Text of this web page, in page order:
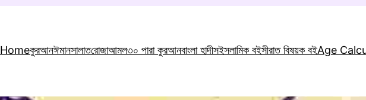
Homeকুরআনঈমানসালাতরোজাআমল৩০ পারা কুরআনবাংলা হাদীসইসলামিক বইসীরাত বিষয়ক বইAge